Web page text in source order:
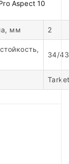
Aspect 10
мм
2
34/43